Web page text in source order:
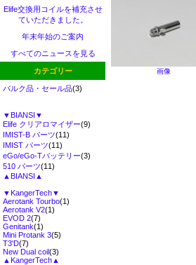
Elife交換用コイルを補充させ
ていただきました。
年末年始のご案内
すべてのニュースを見る
カテゴリー
バルク品・セール品(3)
▼BIANSI▼
Elife クリアロマイザー(9)
IMIST-B パーツ(11)
IMIST パーツ(11)
eGo/eGo-Tバッテリー(3)
510 パーツ(11)
▲BIANSI▲
▼KangerTech▼
Aerotank Tourbo(1)
Aerotank V2(1)
EVOD 2(7)
Genitank(1)
Mini Protank 3(5)
T3'D(7)
New Dual coil(3)
▲KangerTech▲
画像